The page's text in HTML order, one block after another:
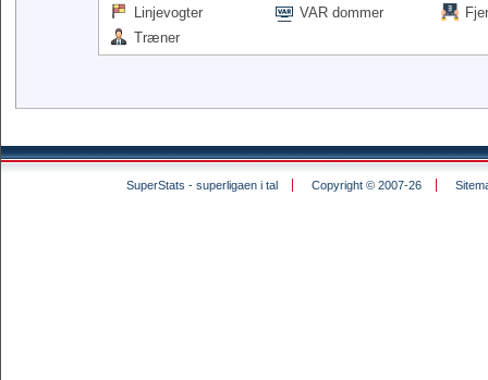
Linjevogter
VAR dommer
Træner
SuperStats - superligaen i tal Copyright © 2007-26